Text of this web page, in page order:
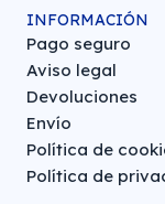
INFORMACIÓN
Pago seguro
Aviso legal
Devoluciones
Envío
Política de
Política de